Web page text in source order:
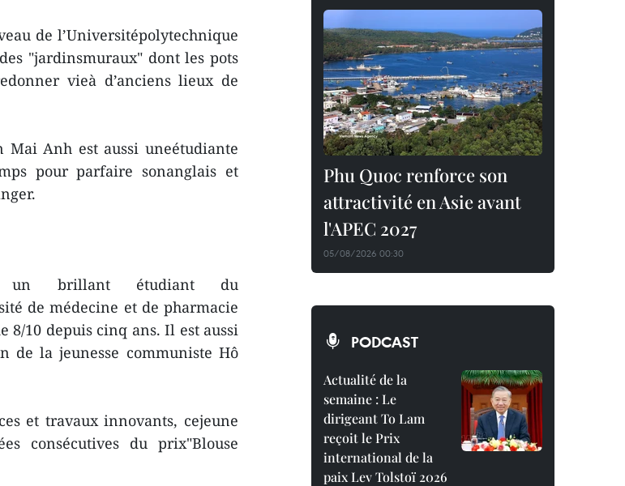
de l’Universitépolytechnique
"jardinsmuraux" dont les pots
vieà d’anciens lieux de
Mai Anh est aussi uneétudiante
pour parfaire sonanglais et
un brillant étudiant du
de médecine et de pharmacie
8/10 depuis cinq ans. Il est aussi
de la jeunesse communiste Hô
et travaux innovants, cejeune
consécutives du prix"Blouse
Phu Quoc renforce son
attractivité en Asie avant
l'APEC 2027
05/08/2026 00:30
PODCAST
Actualité de la
semaine : Le
dirigeant To Lam
reçoit le Prix
international de la
paix Lev Tolstoï 2026